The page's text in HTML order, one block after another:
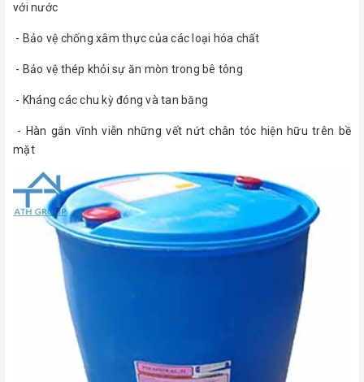
với nước
- Bảo vệ chống xâm thực của các loại hóa chất
- Bảo vệ thép khỏi sự ăn mòn trong bê tông
- Kháng các chu kỳ đóng và tan băng
- Hàn gắn vĩnh viễn những vết nứt chân tóc hiện hữu trên bề
mặt